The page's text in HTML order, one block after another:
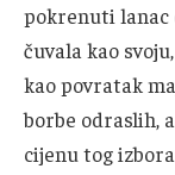
pokrenuti lanac
čuvala kao
kao povratak
borbe odraslih,
cijenu tog